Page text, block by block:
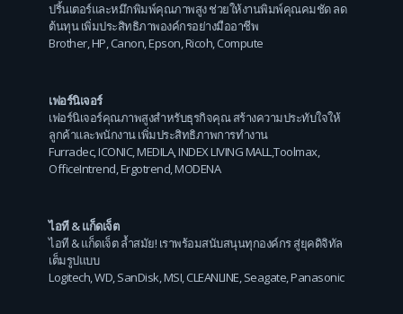
ปริ้นเตอร์และหมึกพิมพ์คุณภาพสูง ช่วยให้งานพิมพ์คุณคมชัด ลด
ต้นทุน เพิ่มประสิทธิภาพองค์กรอย่างมืออาชีพ
Brother,HP,Canon,Epson,Ricoh,Compute
เฟอร์นิเจอร์
เฟอร์นิเจอร์คุณภาพสูงสำหรับธุรกิจคุณ สร้างความประทับใจให้
ลูกค้าและพนักงาน เพิ่มประสิทธิภาพการทำงาน
Furradec,ICONIC,MEDILA,INDEX LIVING MALL,Toolmax,
OfficeIntrend,Ergotrend,MODENA
ไอที & แก็ดเจ็ต
ไอที & แก็ดเจ็ต ล้ำสมัย! เราพร้อมสนับสนุนทุกองค์กร สู่ยุคดิจิทัล
เต็มรูปแบบ
Logitech,WD,SanDisk,MSI,CLEANLINE,Seagate,Panasonic